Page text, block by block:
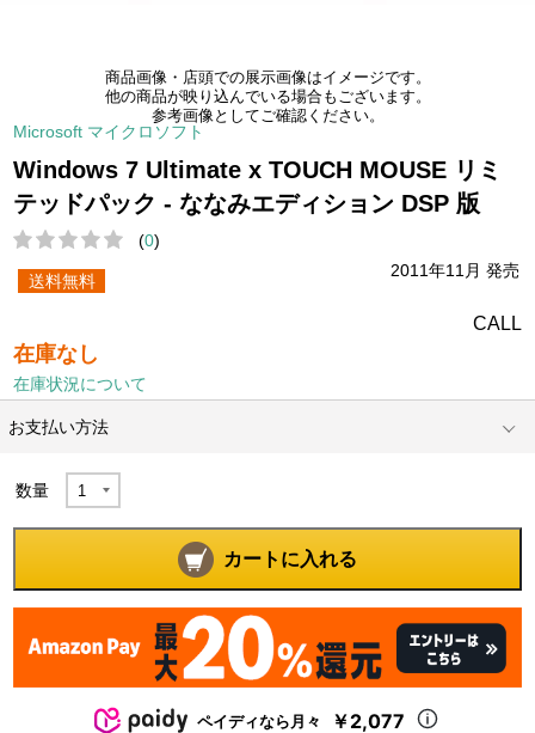
商品画像・店頭での展示画像はイメージです。
他の商品が映り込んでいる場合もございます。
参考画像としてご確認ください。
Microsoft マイクロソフト
Windows 7 Ultimate x TOUCH MOUSE リミ
テッドパック - ななみエディション DSP 版
(0)
2011年11月 発売
送料無料
CALL
在庫なし
在庫状況について
お支払い方法
数量
カートに入れる
ペイディなら月々 ￥2,077